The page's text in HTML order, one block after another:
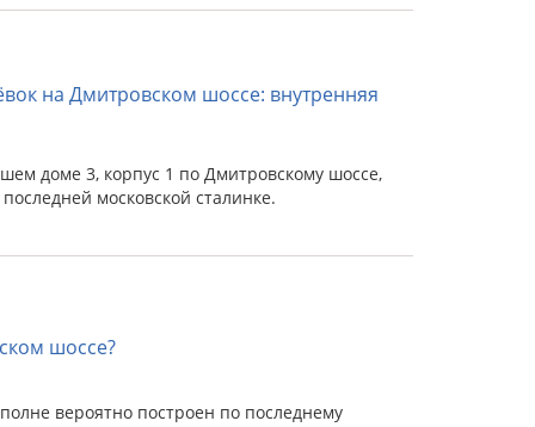
на Дмитровском шоссе: внутренняя
доме 3, корпус 1 по Дмитровскому шоссе,
московской сталинке.
шоссе?
вероятно построен по последнему